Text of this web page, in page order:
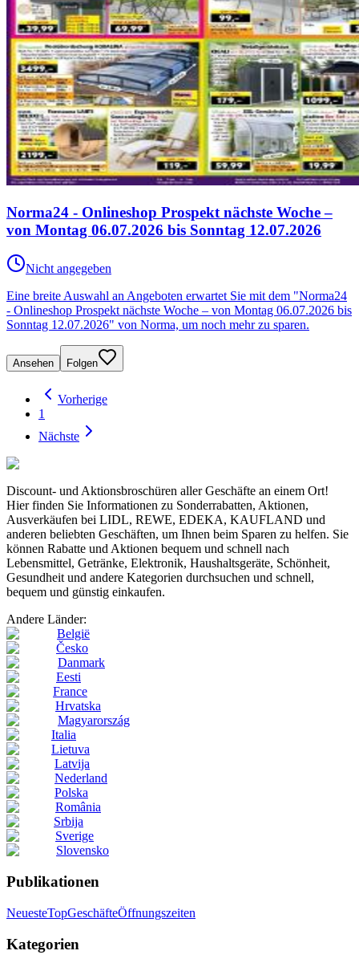
Norma24 - Onlineshop Prospekt nächste Woche –
von Montag 06.07.2026 bis Sonntag 12.07.2026
Nicht angegeben
Eine breite Auswahl an Angeboten erwartet Sie mit dem "Norma24
- Onlineshop Prospekt nächste Woche – von Montag 06.07.2026 bis
Sonntag 12.07.2026" von Norma, um noch mehr zu sparen.
Ansehen Folgen
Vorherige
1
Nächste
Discount- und Aktionsbroschüren aller Geschäfte an einem Ort!
Hier finden Sie Informationen zu Sonderrabatten, Aktionen,
Ausverkäufen bei LIDL, REWE, EDEKA, KAUFLAND und
anderen beliebten Geschäften, um Ihnen beim Sparen zu helfen. Sie
können Rabatte und Aktionen bequem und schnell nach
Lebensmittel, Getränke, Elektronik, Haushaltsgeräte, Schönheit,
Gesundheit und andere Kategorien durchsuchen und schnell,
bequem und günstig einkaufen.
Andere Länder:
België
Česko
Danmark
Eesti
France
Hrvatska
Magyarország
Italia
Lietuva
Latvija
Nederland
Polska
România
Srbija
Sverige
Slovensko
Publikationen
NeuesteTopGeschäfteÖffnungszeiten
Kategorien